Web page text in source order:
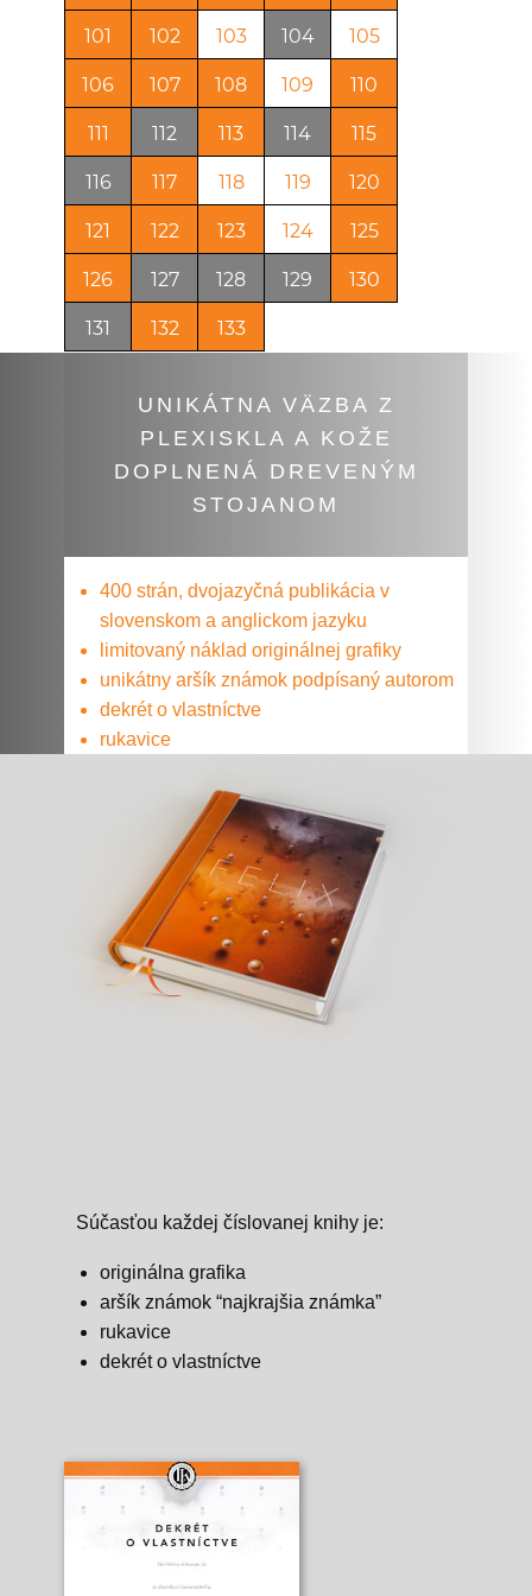
101 102 103 104 105
106 107 108 109 110
111 112 113 114 115
116 117 118 119 120
121 122 123 124 125
126 127 128 129 130
131 132 133
UNIKÁTNA VÄZBA Z
PLEXISKLA A KOŽE
DOPLNENÁ DREVENÝM
STOJANOM
400 strán​, dvojazyčná publikácia v
slovenskom a anglickom jazyku
limitovaný náklad originálnej grafiky
unikátny aršík známok podpísaný autorom
dekrét o vlastníctve
rukavice
Súčasťou každej číslovanej knihy je:
originálna grafika
aršík známok “najkrajšia známka”
rukavice
dekrét o vlastníctve